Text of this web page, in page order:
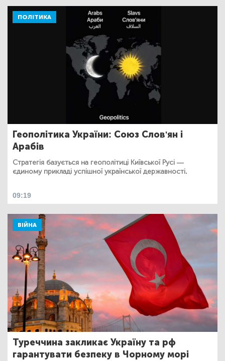
ПОЛІТИКА
Геополітика України: Союз Слов'ян і
Арабів
Стратегія базується на геополітиці Київської Русі —
єдиному прикладі успішної української державності.
09:19
ВІЙНА
Туреччина закликає Україну та рф
гарантувати безпеку в Чорному морі